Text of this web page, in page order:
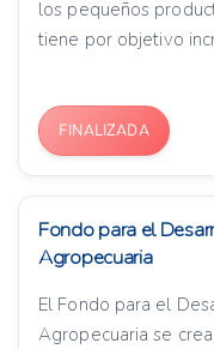
los pequeños
tiene por objetivo
FINALIZADA
Fondo para el
Agropecuaria
El Fondo para el
Agropecuaria se